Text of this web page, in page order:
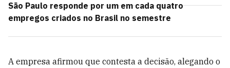
São Paulo responde por um em cada quatro
empregos criados no Brasil no semestre
A empresa afirmou que contesta a decisão, alegando o